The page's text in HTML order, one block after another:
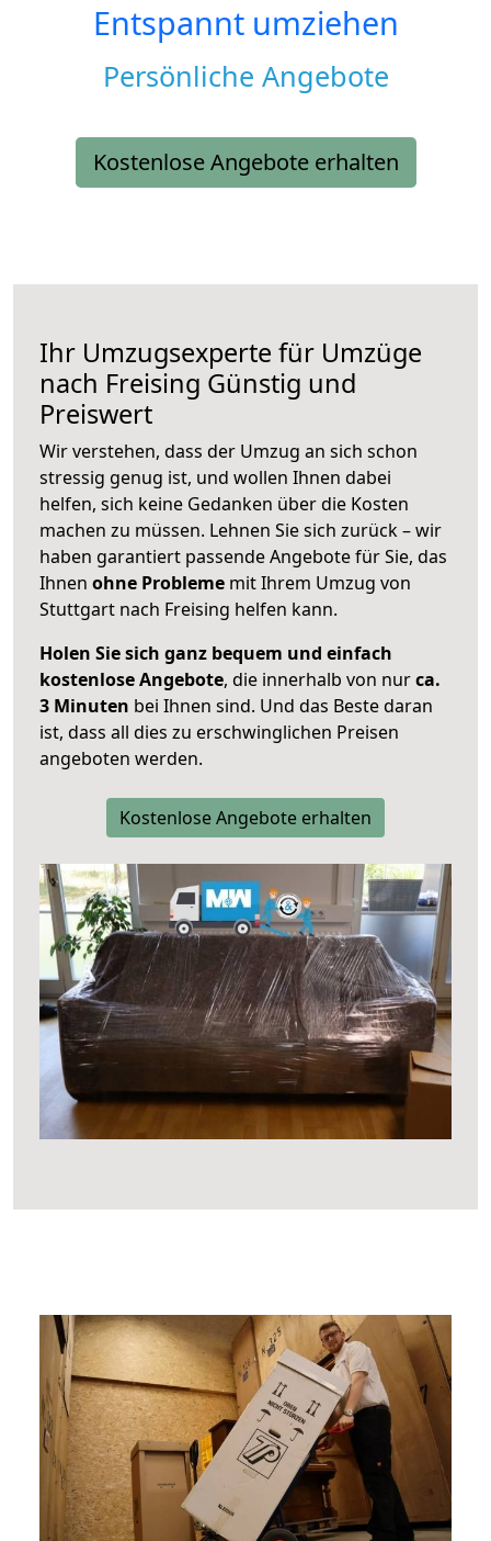
Entspannt umziehen
Persönliche Angebote
Kostenlose Angebote erhalten
Ihr Umzugsexperte für Umzüge
nach Freising Günstig und
Preiswert
Wir verstehen, dass der Umzug an sich schon
stressig genug ist, und wollen Ihnen dabei
helfen, sich keine Gedanken über die Kosten
machen zu müssen. Lehnen Sie sich zurück – wir
haben garantiert passende Angebote für Sie, das
Ihnen ohne Probleme mit Ihrem Umzug von
Stuttgart nach Freising helfen kann.
Holen Sie sich ganz bequem und einfach
kostenlose Angebote, die innerhalb von nurca.
3 Minuten bei Ihnen sind. Und das Beste daran
ist, dass all dies zu erschwinglichen Preisen
angeboten werden.
Kostenlose Angebote erhalten